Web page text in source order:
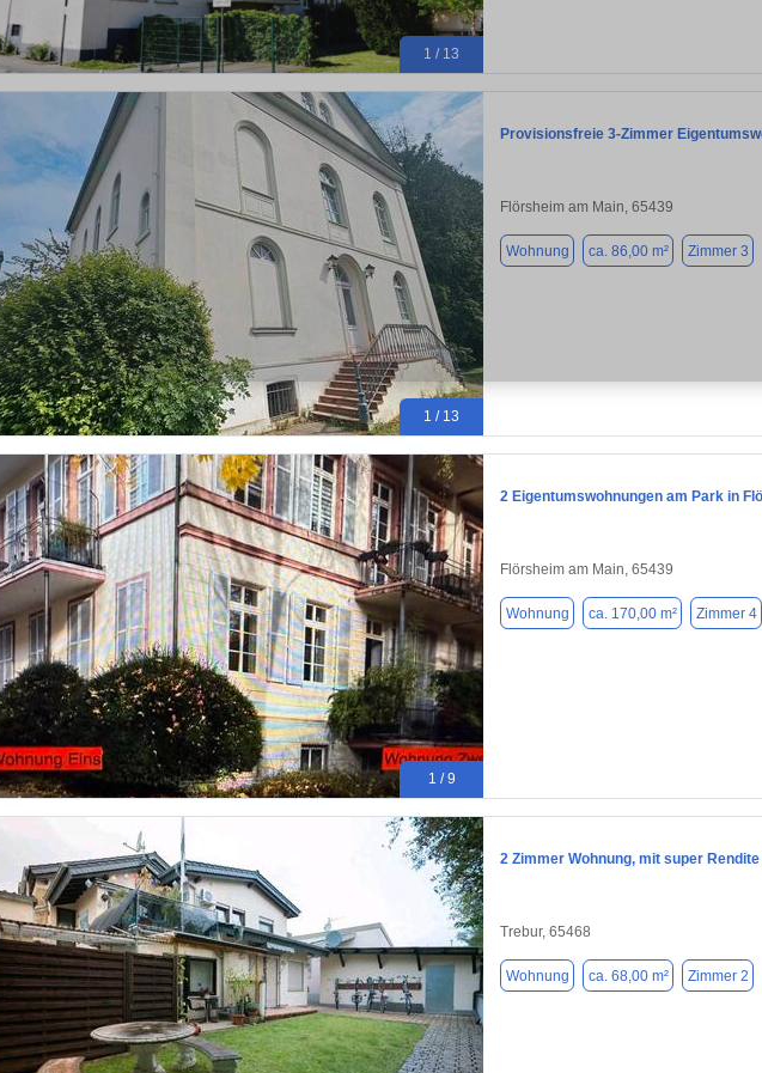
1 / 13
1 / 13
Provisionsfreie 3-Zimmer
Flörsheim am Main, 65439
Wohnung ca. 86,00 m² Zimmer 3
1 / 9
2 Eigentumswohnungen am Park in
Flörsheim am Main, 65439
Wohnung ca. 170,00 m² Zimmer 4
2 Zimmer Wohnung, mit super
Trebur, 65468
Wohnung ca. 68,00 m² Zimmer 2